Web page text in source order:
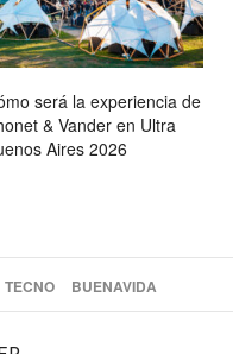
será la experiencia de
& Vander en Ultra
Aires 2026
TECNO BUENAVIDA